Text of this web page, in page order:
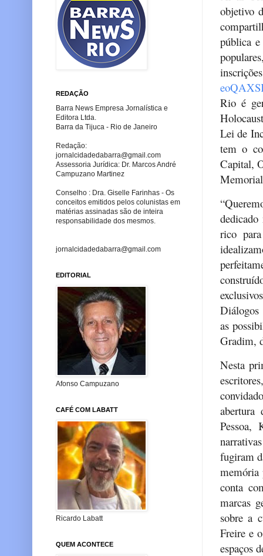
objetivo
pública e
Rio é
Lei de
tem o
Capital,
rico
Diálogos
as
Gradim,
Nesta
abertura
Pessoa,
fugiram
memória
conta
marcas
sobre a
Freire e
espaços
REDAÇÃO
Barra News Empresa Jornalística e
Editora Ltda.
Barra da Tijuca - Rio de Janeiro
Redação:
jornalcidadedabarra@gmail.com
Assessoria Jurídica: Dr. Marcos André
Campuzano Martinez
Conselho : Dra. Giselle Farinhas - Os
conceitos emitidos pelos colunistas em
matérias assinadas são de inteira
responsabilidade dos mesmos.
jornalcidadedabarra@gmail.com
EDITORIAL
Afonso Campuzano
CAFÉ COM LABATT
Ricardo Labatt
QUEM ACONTECE